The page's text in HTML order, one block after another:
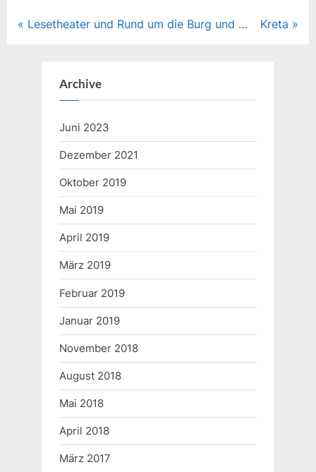
Beitragsnavigation
P
Lesetheater und Rund um die Burg und …
N
Kreta
Archive
Juni 2023
Dezember 2021
Oktober 2019
Mai 2019
April 2019
März 2019
Februar 2019
Januar 2019
November 2018
August 2018
Mai 2018
April 2018
März 2017